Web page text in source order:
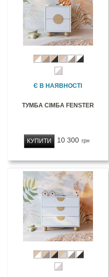
Є В НАЯВНОСТІ
ТУМБА СІМБА FENSTER
10 300 грн
КУПИТИ